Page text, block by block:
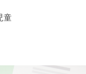
童